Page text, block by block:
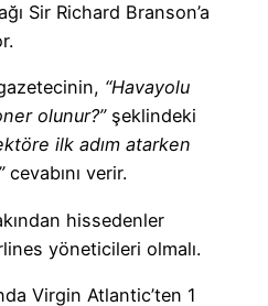
Sir Richard Branson’a
“Havayolu
olunur?”şeklindeki
ilk adım atarken
cevabını verir.
hissedenler
yöneticileri olmalı.
Virgin Atlantic’ten 1